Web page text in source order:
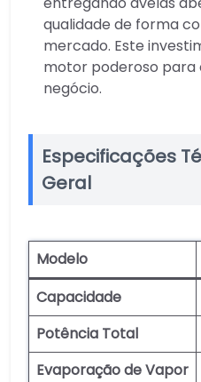
qualidade de forma
mercado. Este
motor poderoso para
negócio.
Especificações
Geral
Modelo
Capacidade
Potência Total
Evaporação de Vapor